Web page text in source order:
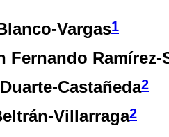
Vargas1
Fernando Ramírez-
Castañeda2
Villarraga2